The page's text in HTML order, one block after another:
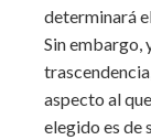
determinará
Sin embargo,
aspecto al
elegido es de